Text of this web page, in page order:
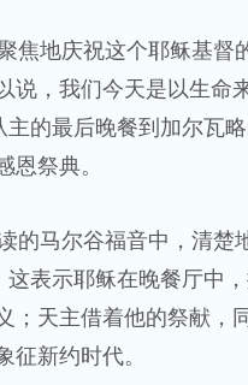
地庆祝这个耶稣基督的
说，我们今天是以生命
主的最后晚餐到加尔瓦
恩祭典。
的马尔谷福音中，清楚
这表示耶稣在晚餐厅中
；天主借着他的祭献，
征新约时代。